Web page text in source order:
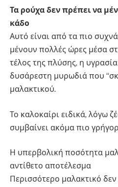
Τα ρούχα δεν πρέπει να
κάδο
Αυτό είναι από τα πιο
μένουν πολλές ώρες μέσα
τέλος της πλύσης, η
δυσάρεστη μυρωδιά που
μαλακτικού.
Το καλοκαίρι ειδικά, λόγω
συμβαίνει ακόμα πιο
Η υπερβολική ποσότητα
αντίθετο αποτέλεσμα
Περισσότερο μαλακτικό